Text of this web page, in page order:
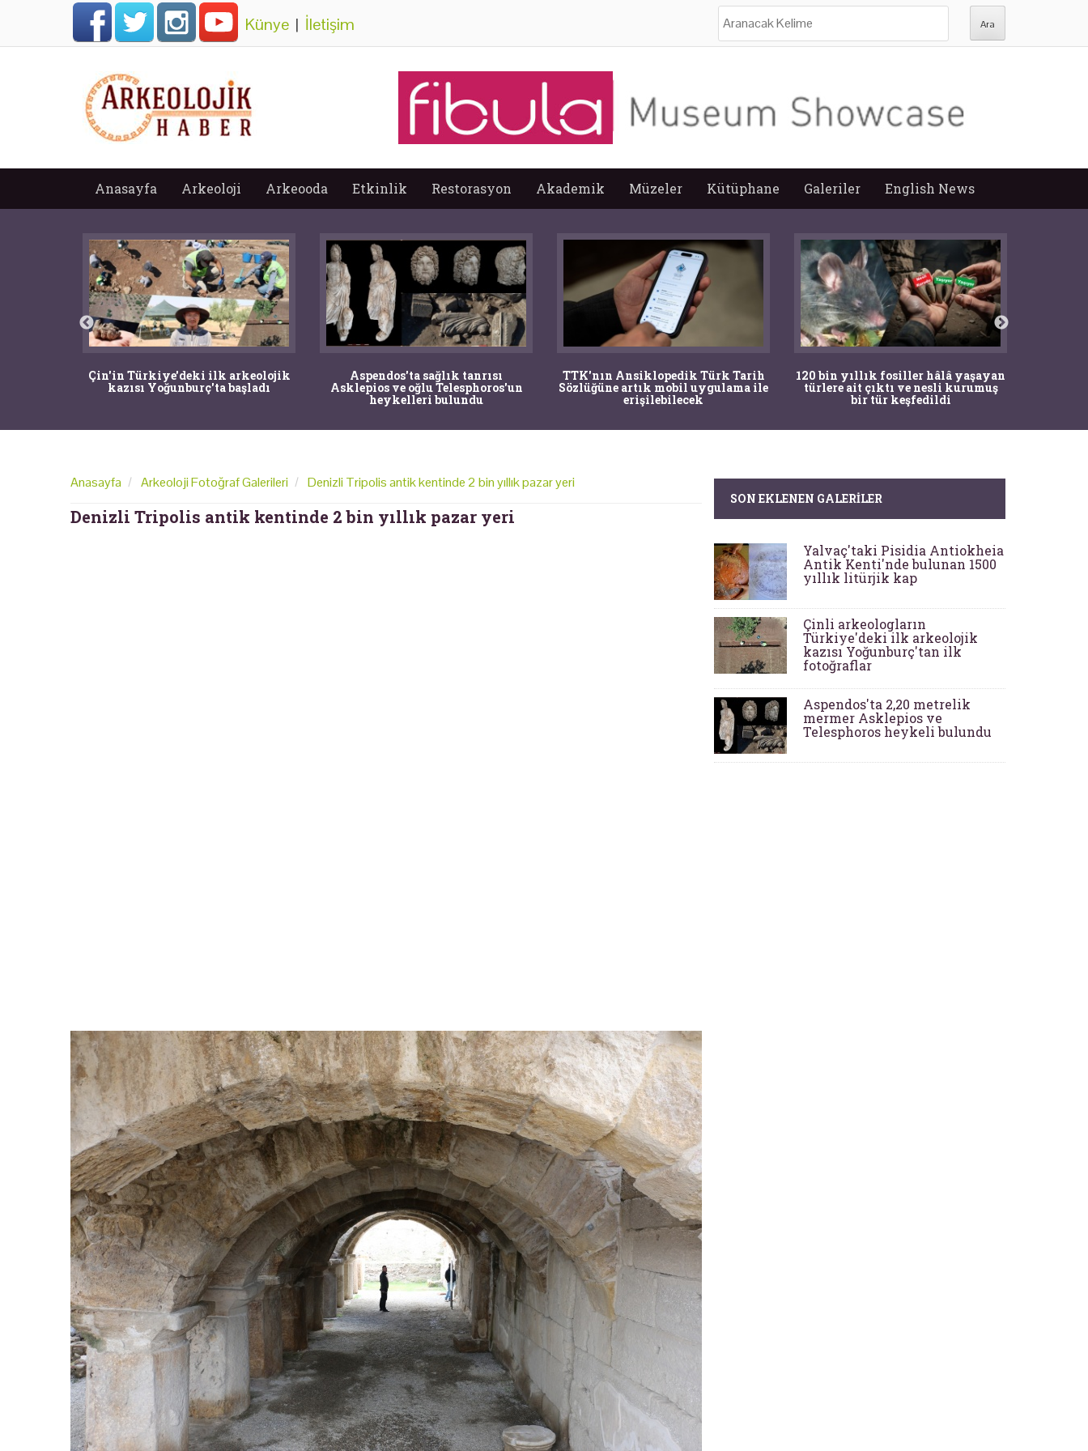
Künye | İletişim
Anasayfa Arkeoloji Arkeooda Etkinlik Restorasyon Akademik Müzeler Kütüphane Galeriler English News
Çin'in Türkiye'deki ilk arkeolojik
kazısı Yoğunburç'ta başladı
Aspendos'ta sağlık tanrısı
Asklepios ve oğlu Telesphoros'un
heykelleri bulundu
TTK'nın Ansiklopedik Türk Tarih
Sözlüğüne artık mobil uygulama ile
erişilebilecek
120 bin yıllık fosiller hâlâ yaşayan
türlere ait çıktı ve nesli kurumuş
bir tür keşfedildi
Anasayfa Arkeoloji Fotoğraf Galerileri Denizli Tripolis antik kentinde 2 bin yıllık pazar yeri
Denizli Tripolis antik kentinde 2 bin yıllık pazar yeri
SON EKLENEN GALERILER
Yalvaç'taki Pisidia Antiokheia
Antik Kenti'nde bulunan 1500
yıllık litürjik kap
Çinli arkeologların
Türkiye'deki ilk arkeolojik
kazısı Yoğunburç'tan ilk
fotoğraflar
Aspendos'ta 2,20 metrelik
mermer Asklepios ve
Telesphoros heykeli bulundu